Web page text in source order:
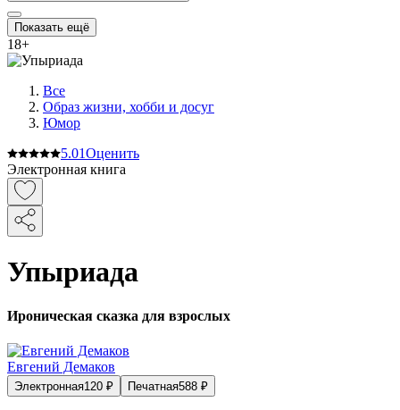
Показать ещё
18+
Все
Образ жизни, хобби и досуг
Юмор
5.01Оценить
Электронная книга
Упыриада
Ироническая сказка для взрослых
Евгений Демаков
Электронная120 ₽ Печатная588 ₽